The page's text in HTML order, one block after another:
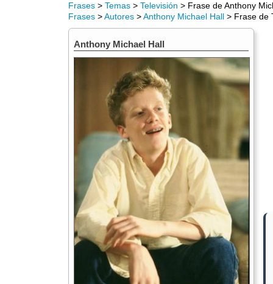
Frases > Temas > Televisión > Frase de Anthony
Frases >Autores >Anthony Michael Hall > Frase de
Anthony Michael Hall